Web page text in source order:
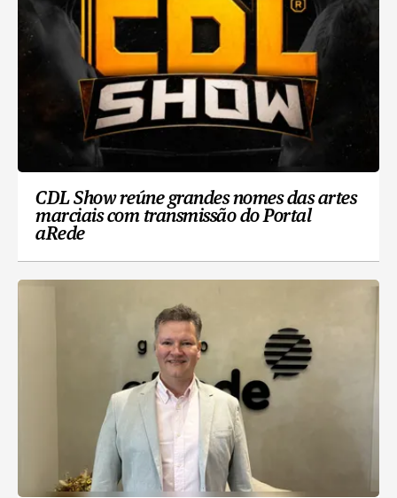
CDL Show reúne grandes nomes das artes
marciais com transmissão do Portal
aRede